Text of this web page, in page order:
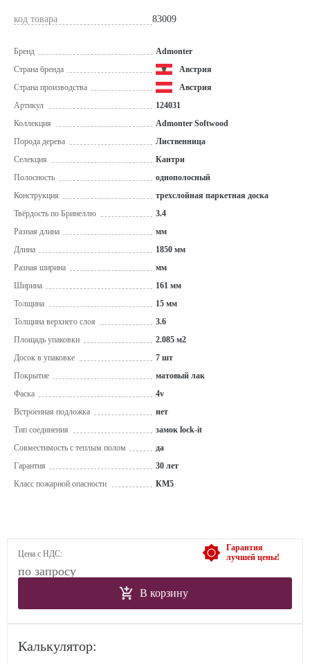
код товара 83009
Бренд
Admonter
Страна бренда
Австрия
Страна производства
Австрия
Артикул
124031
Коллекция
Admonter Softwood
Порода дерева
Лиственница
Селекция
Кантри
Полосность
однополосный
Конструкция
трехслойная паркетная доска
Твёрдость по Бринеллю
3.4
Разная длина
мм
Длина
1850 мм
Разная ширина
мм
Ширина
161 мм
Толщина
15 мм
Толщина верхнего слоя
3.6
Площадь упаковки
2.085 м2
Досок в упаковке
7 шт
Покрытие
матовый лак
Фаска
4v
Встроенная подложка
нет
Тип соединения
замок lock-it
Совместимость с теплым полом
да
Гарантия
30 лет
Класс пожарной опасности
КМ5
Гарантия
лучшей цены!
Цена с НДС:
по запросу
В корзину
Калькулятор: